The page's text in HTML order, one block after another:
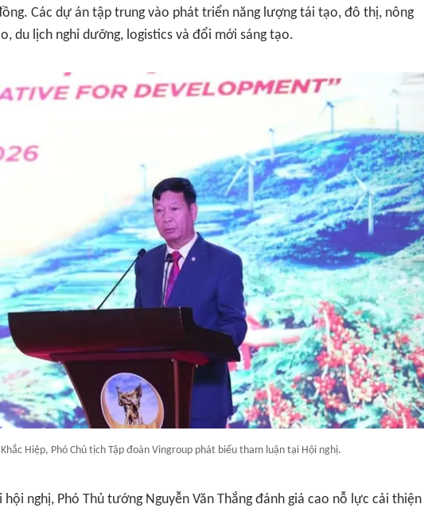
Các dự án tập trung vào phát triển năng lượng tái tạo, đô thị, nông
du lịch nghỉ dưỡng, logistics và đổi mới sáng tạo.
Hiệp, Phó Chủ tịch Tập đoàn Vingroup phát biểu tham luận tại Hội nghị.
nghị, Phó Thủ tướng Nguyễn Văn Thắng đánh giá cao nỗ lực cải thiện